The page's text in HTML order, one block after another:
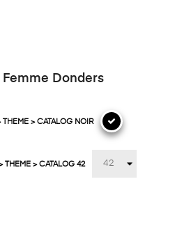
Femme Donders
> CATALOG NOIR
THEME > CATALOG 42